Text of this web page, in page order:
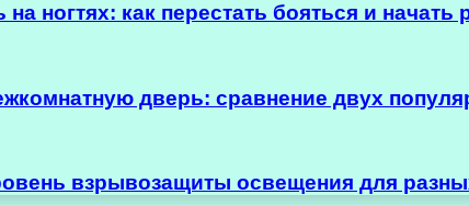
на ногтях: как перестать бояться и
дверь: сравнение двух
взрывозащиты освещения для